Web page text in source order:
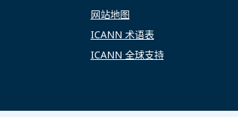
网站地图
ICANN 术语表
ICANN 全球支持